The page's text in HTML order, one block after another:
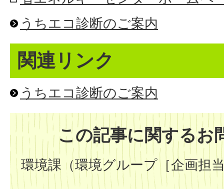
うちエコ診断のご案内
関連リンク
うちエコ診断のご案内
この記事に関するお
環境課（環境グループ［企画担